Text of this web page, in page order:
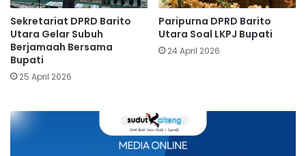
Sekretariat DPRD Barito
Utara Gelar Subuh
Berjamaah Bersama
Bupati
25 April 2026
Paripurna DPRD Barito
Utara Soal LKPJ Bupati
24 April 2026